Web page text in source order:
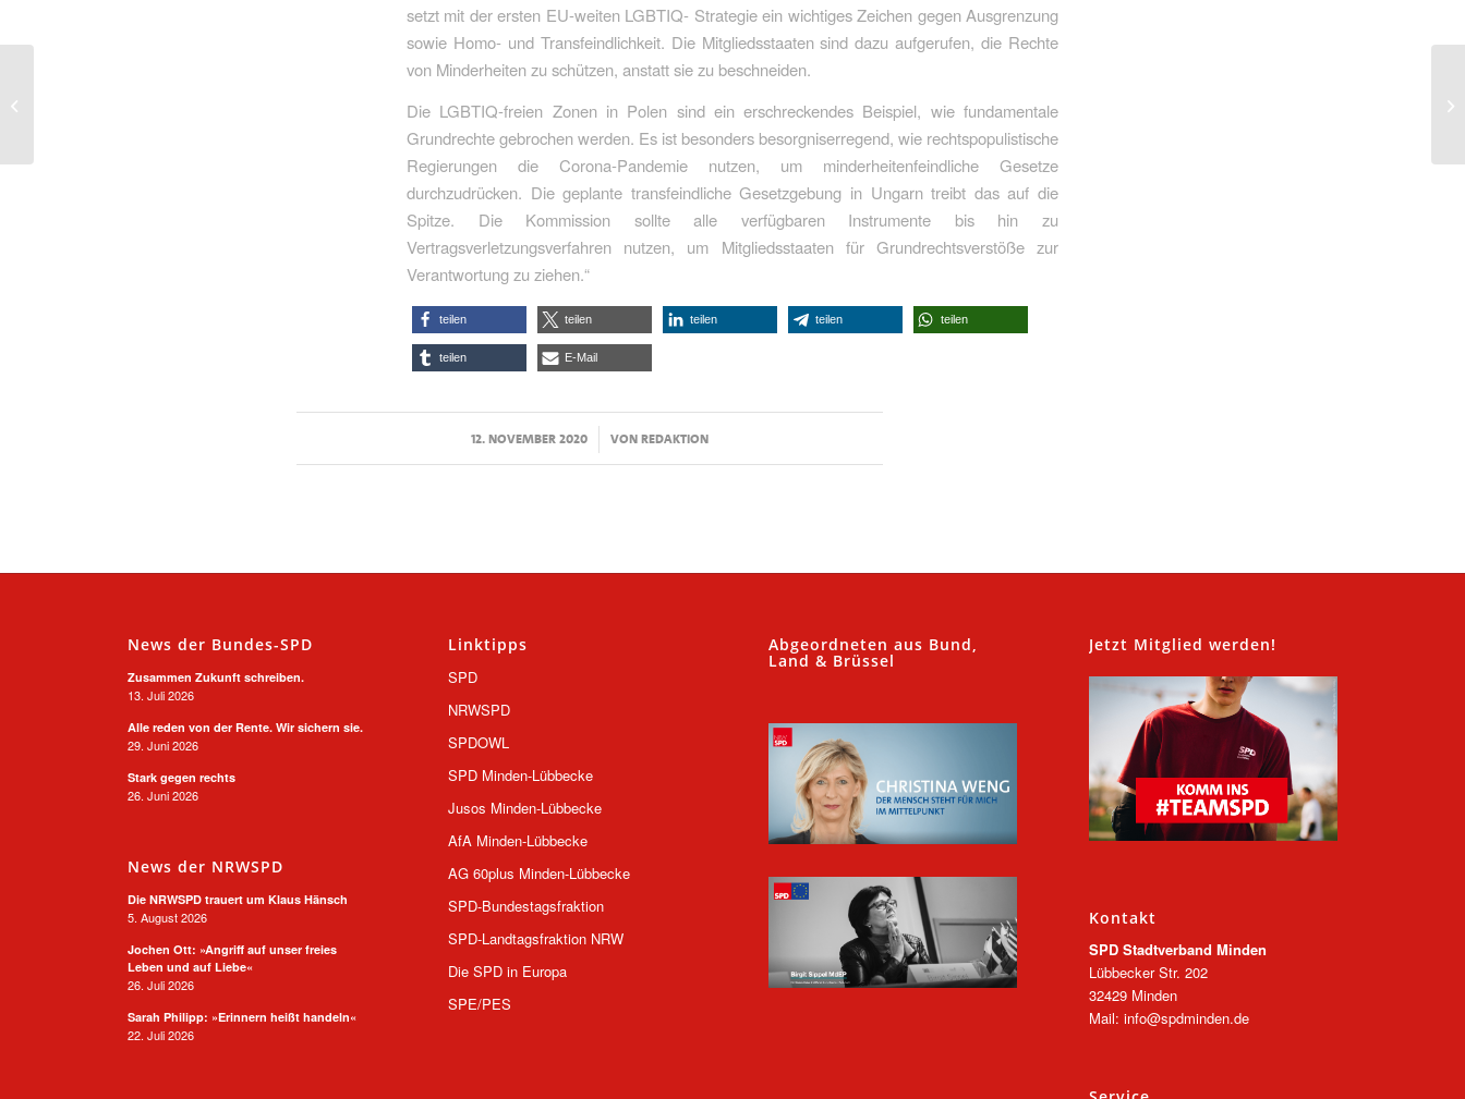
setzt mit der ersten EU-weiten LGBTIQ- Strategie ein wichtiges Zeichen gegen Ausgrenzung
sowie Homo- und Transfeindlichkeit. Die Mitgliedsstaaten sind dazu aufgerufen, die Rechte
von Minderheiten zu schützen, anstatt sie zu beschneiden.
Die LGBTIQ-freien Zonen in Polen sind ein erschreckendes Beispiel, wie fundamentale
Grundrechte gebrochen werden. Es ist besonders besorgniserregend, wie rechtspopulistische
Regierungen die Corona-Pandemie nutzen, um minderheitenfeindliche Gesetze
durchzudrücken. Die geplante transfeindliche Gesetzgebung in Ungarn treibt das auf die
Spitze. Die Kommission sollte alle verfügbaren Instrumente bis hin zu
Vertragsverletzungsverfahren nutzen, um Mitgliedsstaaten für Grundrechtsverstöße zur
Verantwortung zu ziehen.“
teilen teilen teilen teilen teilen
teilen E-Mail
12. NOVEMBER 2020
/ VONREDAKTION
News der Bundes-SPD
Zusammen Zukunft schreiben.
13. Juli 2026
Alle reden von der Rente. Wir sichern sie.
29. Juni 2026
Stark gegen rechts
26. Juni 2026
News der NRWSPD
Die NRWSPD trauert um Klaus Hänsch
5. August 2026
Jochen Ott: »Angriff auf unser freies
Leben und auf Liebe«
26. Juli 2026
Sarah Philipp: »Erinnern heißt handeln«
22. Juli 2026
Linktipps
SPD
NRWSPD
SPDOWL
SPD Minden-Lübbecke
Jusos Minden-Lübbecke
AfA Minden-Lübbecke
AG 60plus Minden-Lübbecke
SPD-Bundestagsfraktion
SPD-Landtagsfraktion NRW
Die SPD in Europa
SPE/PES
Abgeordneten aus Bund,
Land & Brüssel
Jetzt Mitglied werden!
Kontakt
SPD Stadtverband Minden
Lübbecker Str. 202
32429 Minden
Mail: info@spdminden.de